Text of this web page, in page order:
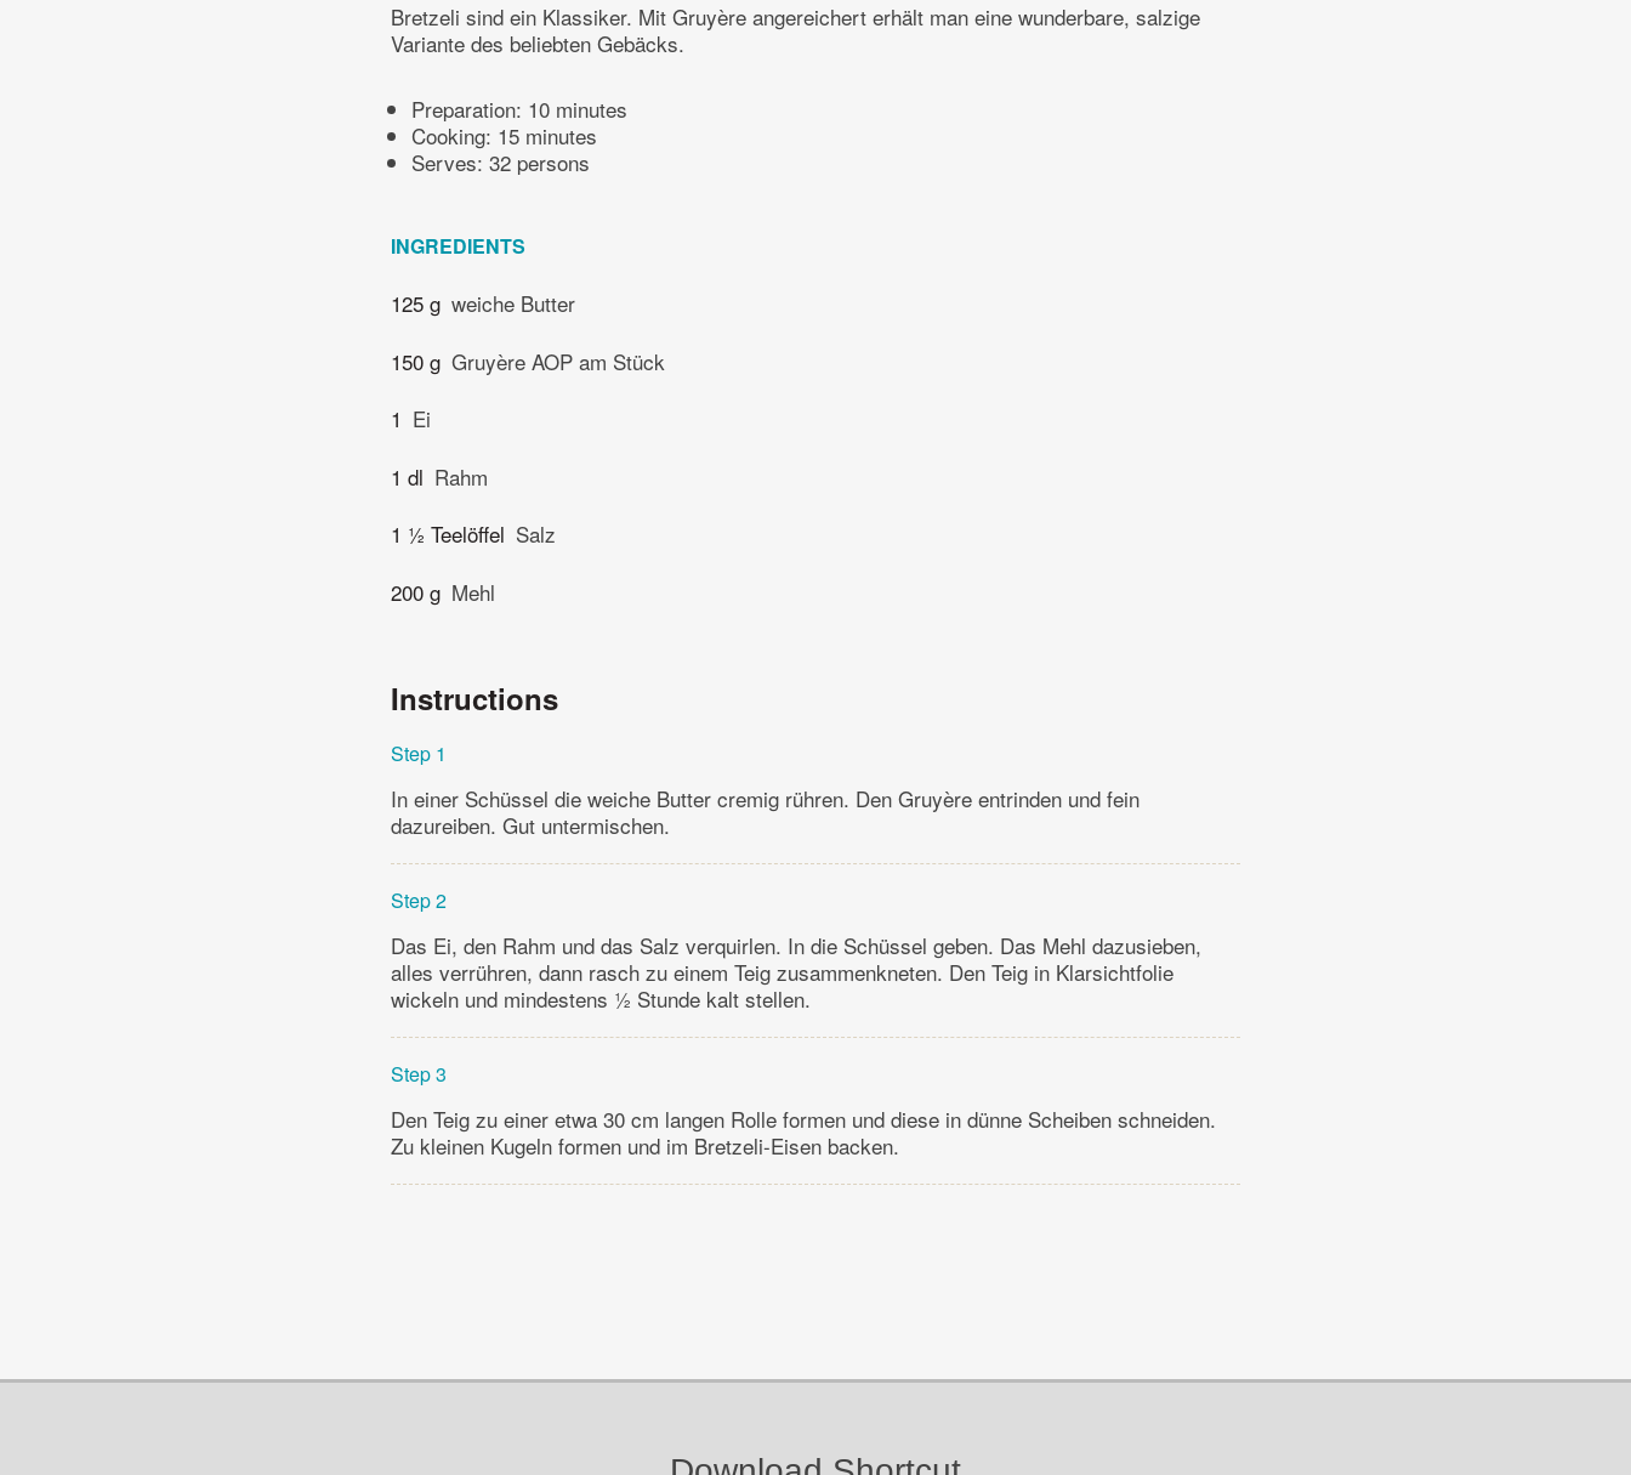
Bretzeli sind ein Klassiker. Mit Gruyère angereichert erhält man eine wunderbare, salzige
Variante des beliebten Gebäcks.
Preparation: 10 minutes
Cooking: 15 minutes
Serves: 32 persons
INGREDIENTS
125 g weiche Butter
150 g Gruyère AOP am Stück
1 Ei
1 dl Rahm
1 ½ Teelöffel Salz
200 g Mehl
Instructions
Step 1
In einer Schüssel die weiche Butter cremig rühren. Den Gruyère entrinden und fein
dazureiben. Gut untermischen.
Step 2
Das Ei, den Rahm und das Salz verquirlen. In die Schüssel geben. Das Mehl dazusieben,
alles verrühren, dann rasch zu einem Teig zusammenkneten. Den Teig in Klarsichtfolie
wickeln und mindestens ½ Stunde kalt stellen.
Step 3
Den Teig zu einer etwa 30 cm langen Rolle formen und diese in dünne Scheiben schneiden.
Zu kleinen Kugeln formen und im Bretzeli-Eisen backen.